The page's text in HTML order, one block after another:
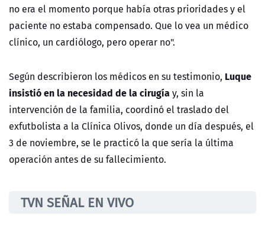
no era el momento porque había otras prioridades y el
paciente no estaba compensado. Que lo vea un médico
clínico, un cardiólogo, pero operar no".
Según describieron los médicos en su testimonio, Luque
insistió en la necesidad de la cirugíay, sin la
intervención de la familia, coordinó el traslado del
exfutbolista a la Clínica Olivos, donde un día después, el
3 de noviembre, se le practicó la que sería la última
operación antes de su fallecimiento.
TVN SEÑAL EN VIVO